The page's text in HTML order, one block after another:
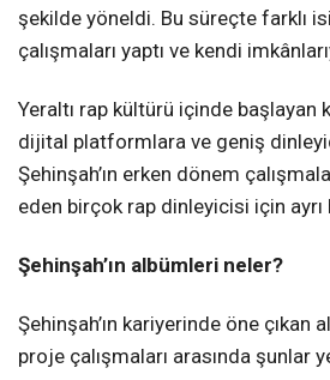
şekilde yöneldi. Bu süreçte farklı
çalışmaları yaptı ve kendi
Yeraltı rap kültürü içinde başlayan
dijital platformlara ve geniş
Şehinşah’ın erken dönem
eden birçok rap dinleyicisi için ayrı
Şehinşah’ın albümleri neler?
Şehinşah’ın kariyerinde öne çıkan
proje çalışmaları arasında şunlar